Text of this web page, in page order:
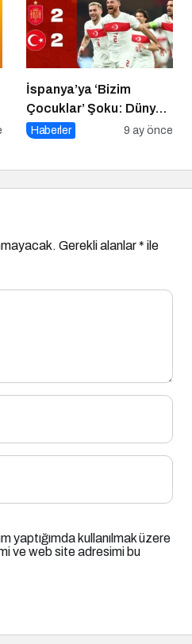
İspanya’ya ‘Bizim
Çocuklar’ Şoku: Dünya
Kupası Işığı Yeniden
Haberler 9 ay önce
Gerekli alanlar* ile
yaptığımda kullanılmak üzere
ve web site adresimi bu